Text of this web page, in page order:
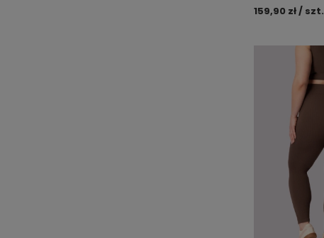
159,90 zł / szt.